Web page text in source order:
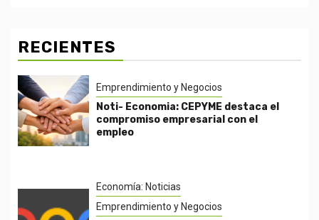
RECIENTES
Emprendimiento y Negocios
Noti- Economia: CEPYME destaca el
compromiso empresarial con el
empleo
Economía: Noticias
Emprendimiento y Negocios